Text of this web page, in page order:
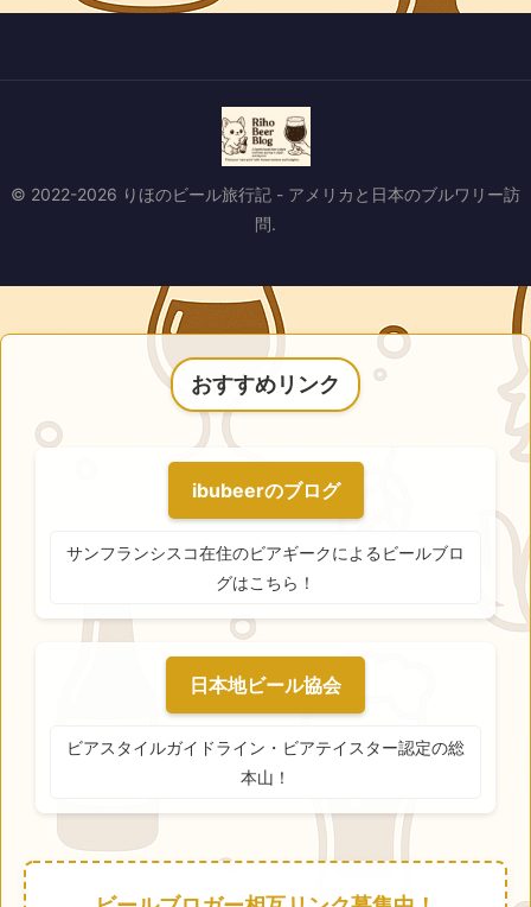
© 2022-2026 りほのビール旅行記 - アメリカと日本のブルワリー訪
問.
おすすめリンク
ibubeerのブログ
サンフランシスコ在住のビアギークによるビールブロ
グはこちら！
日本地ビール協会
ビアスタイルガイドライン・ビアテイスター認定の総
本山！